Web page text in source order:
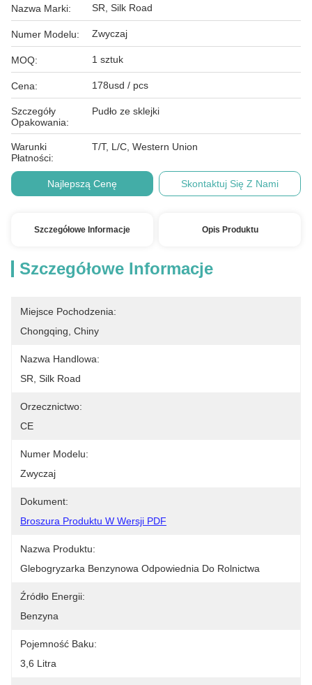
Nazwa Marki: SR, Silk Road
Numer Modelu: Zwyczaj
MOQ: 1 sztuk
Cena: 178usd / pcs
Szczegóły
Opakowania:
Pudło ze sklejki
Warunki
Płatności:
T/T, L/C, Western Union
Najlepszą Cenę Skontaktuj Się Z Nami
Szczegółowe Informacje Opis Produktu
Szczegółowe Informacje
Miejsce Pochodzenia:
Chongqing, Chiny
Nazwa Handlowa:
SR, Silk Road
Orzecznictwo:
CE
Numer Modelu:
Zwyczaj
Dokument:
Broszura Produktu W Wersji PDF
Nazwa Produktu:
Glebogryzarka Benzynowa Odpowiednia Do Rolnictwa
Źródło Energii:
Benzyna
Pojemność Baku:
3,6 Litra